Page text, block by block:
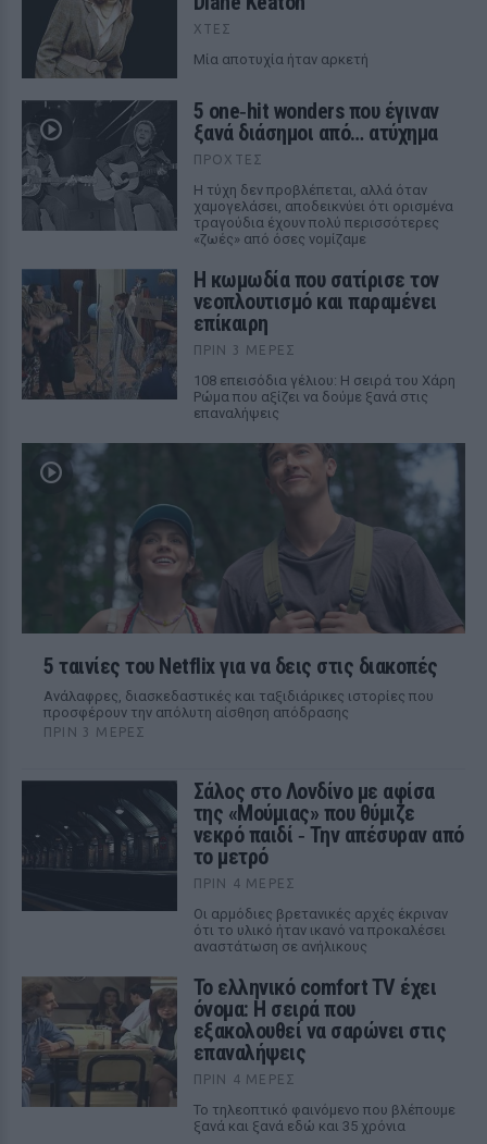
ΧΤΕΣ
Μία αποτυχία ήταν αρκετή
5 one‑hit wonders που έγιναν
ξανά διάσημοι από… ατύχημα
ΠΡΟΧΤΈΣ
Η τύχη δεν προβλέπεται, αλλά όταν
χαμογελάσει, αποδεικνύει ότι ορισμένα
τραγούδια έχουν πολύ περισσότερες
«ζωές» από όσες νομίζαμε
Η κωμωδία που σατίρισε τον
νεοπλουτισμό και παραμένει
επίκαιρη
ΠΡΙΝ 3 ΜΈΡΕΣ
108 επεισόδια γέλιου: Η σειρά του Χάρη
Ρώμα που αξίζει να δούμε ξανά στις
επαναλήψεις
5 ταινίες του Netflix για να δεις στις διακοπές
Aνάλαφρες, διασκεδαστικές και ταξιδιάρικες ιστορίες που
προσφέρουν την απόλυτη αίσθηση απόδρασης
ΠΡΙΝ 3 ΜΈΡΕΣ
Σάλος στο Λονδίνο με αφίσα
της «Μούμιας» που θύμιζε
νεκρό παιδί ‑ Την απέσυραν από
το μετρό
ΠΡΙΝ 4 ΜΈΡΕΣ
Οι αρμόδιες βρετανικές αρχές έκριναν
ότι το υλικό ήταν ικανό να προκαλέσει
αναστάτωση σε ανήλικους
Το ελληνικό comfort TV έχει
όνομα: Η σειρά που
εξακολουθεί να σαρώνει στις
επαναλήψεις
ΠΡΙΝ 4 ΜΈΡΕΣ
Το τηλεοπτικό φαινόμενο που βλέπουμε
ξανά και ξανά εδώ και 35 χρόνια